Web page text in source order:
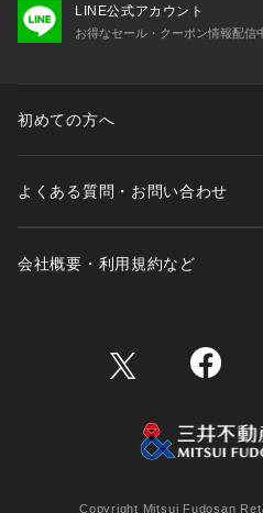
LINE公式アカウント
お得なセール・クーポン情報配信
初めての方へ
よくある質問・お問い合わせ
会社概要・利用規約など
Copyright Mitsui Fudosan